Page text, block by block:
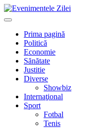
Mergi
la
Primary
Prima pagină
Politică
Economie
Sănătate
Justitie
Diverse
Showbiz
Internaţional
Sport
Fotbal
Tenis